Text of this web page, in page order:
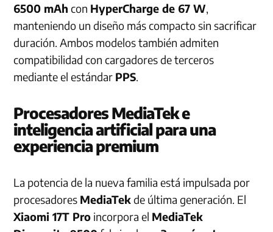
6500 mAh con HyperCharge de 67 W,
manteniendo un diseño más compacto sin sacrificar
duración. Ambos modelos también admiten
compatibilidad con cargadores de terceros
mediante el estándar PPS.
Procesadores MediaTek e
inteligencia artificial para una
experiencia premium
La potencia de la nueva familia está impulsada por
procesadores MediaTekde última generación. El
Xiaomi 17T Pro incorpora el MediaTek